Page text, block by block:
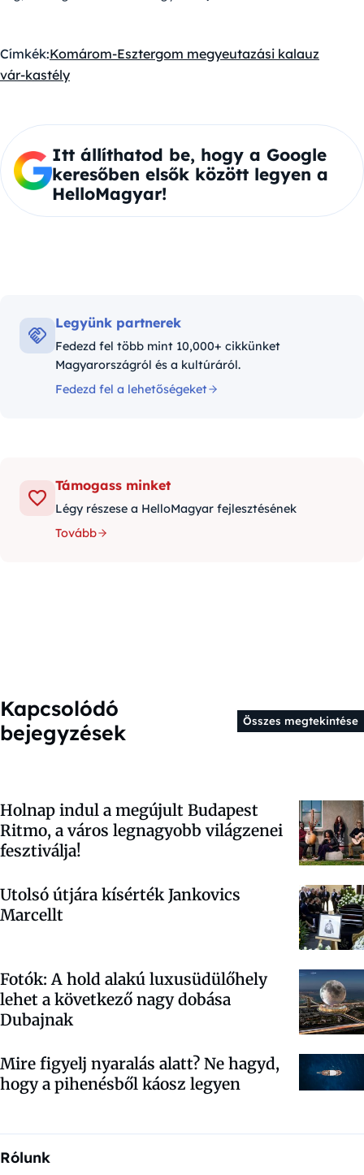
Címkék:Komárom-Esztergom megyeutazási kalauz
vár-kastély
Itt állíthatod be, hogy a Google
keresőben elsők között legyen a
HelloMagyar!
Legyünk partnerek
Fedezd fel több mint 10,000+ cikkünket
Magyarországról és a kultúráról.
Fedezd fel a lehetőségeket
Támogass minket
Légy részese a HelloMagyar fejlesztésének
Tovább
Kapcsolódó
bejegyzések
Összes megtekintése
Holnap indul a megújult Budapest
Ritmo, a város legnagyobb világzenei
fesztiválja!
Utolsó útjára kísérték Jankovics
Marcellt
Fotók: A hold alakú luxusüdülőhely
lehet a következő nagy dobása
Dubajnak
Mire figyelj nyaralás alatt? Ne hagyd,
hogy a pihenésből káosz legyen
Rólunk